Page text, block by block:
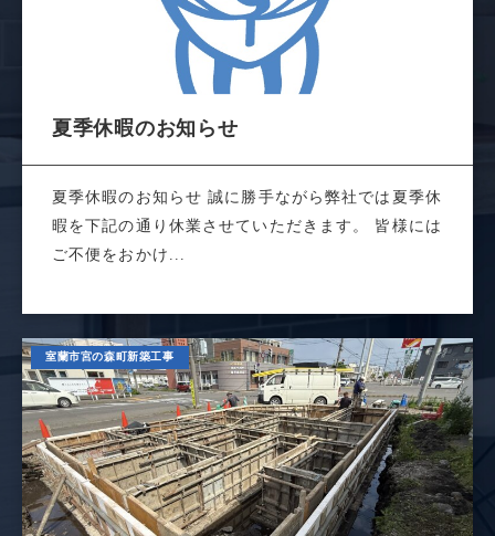
夏季休暇のお知らせ
夏季休暇のお知らせ 誠に勝手ながら弊社では夏季休
暇を下記の通り休業させていただきます。 皆様には
ご不便をおかけ...
室蘭市宮の森町新築工事